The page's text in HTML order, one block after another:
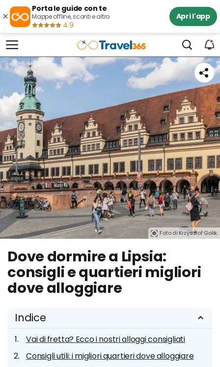
×
Porta le guide con te
Mappe offline, sconti e altro
4.9
Apri l'app
Foto di Krzysztof Golik.
Dove dormire a Lipsia:
consigli e quartieri migliori
dove alloggiare
Indice
Vai di fretta? Ecco i nostri alloggi consigliati
Consigli utili: i migliori quartieri dove alloggiare